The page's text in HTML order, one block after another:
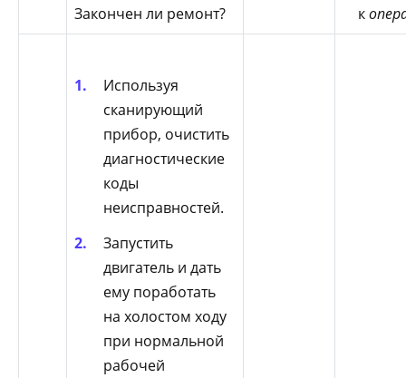
Закончен ли ремонт?
к
Используя
сканирующий
прибор, очистить
диагностические
коды
неисправностей.
Запустить
двигатель и дать
ему поработать
на холостом ходу
при нормальной
рабочей